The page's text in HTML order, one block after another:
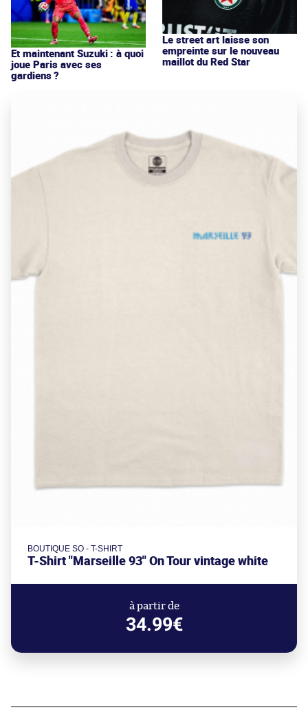
Et maintenant Suzuki : à quoi
joue Paris avec ses
gardiens ?
Le street art laisse son
empreinte sur le nouveau
maillot du Red Star
BOUTIQUE SO - T-SHIRT
T-Shirt "Marseille 93" On Tour vintage white
à partir de
34.99€